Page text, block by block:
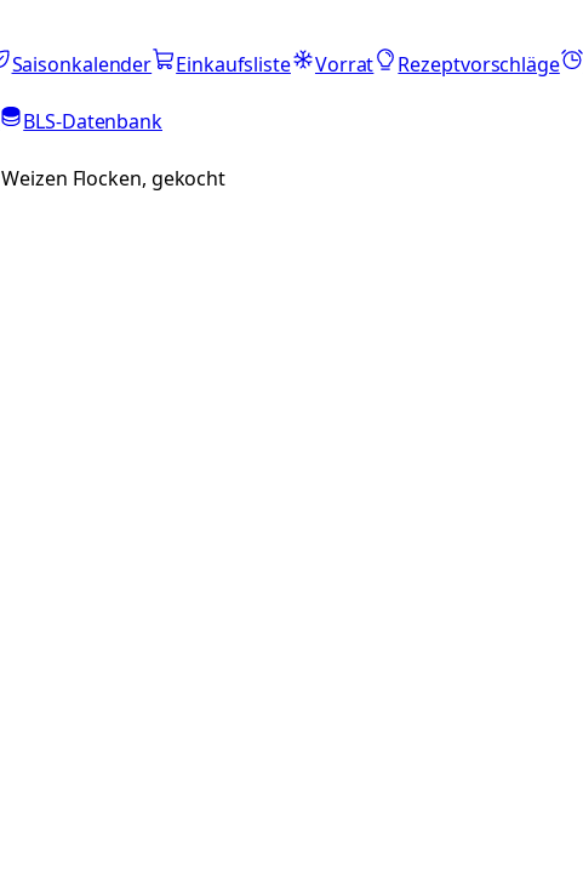
Saisonkalender Einkaufsliste Vorrat Rezeptvorschläge
BLS-Datenbank
Weizen Flocken, gekocht